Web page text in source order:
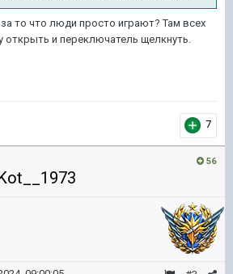
то что люди просто играют? Там всех
открыть и переключатель щелкнуть.
7
56